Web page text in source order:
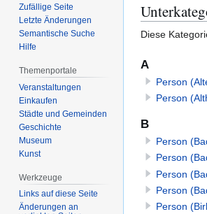
Zur
Navigation
springen
Zur
Suche
springen
Diese
A
Person
Person
B
Person
Person
Person
Person
Person
Zufällige Seite
Letzte Änderungen
Semantische Suche
Hilfe
Themenportale
Veranstaltungen
Einkaufen
Städte und Gemeinden
Geschichte
Museum
Kunst
Werkzeuge
Links auf diese Seite
Änderungen an